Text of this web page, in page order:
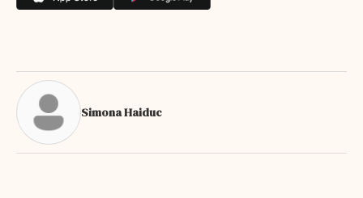
Simona Haiduc